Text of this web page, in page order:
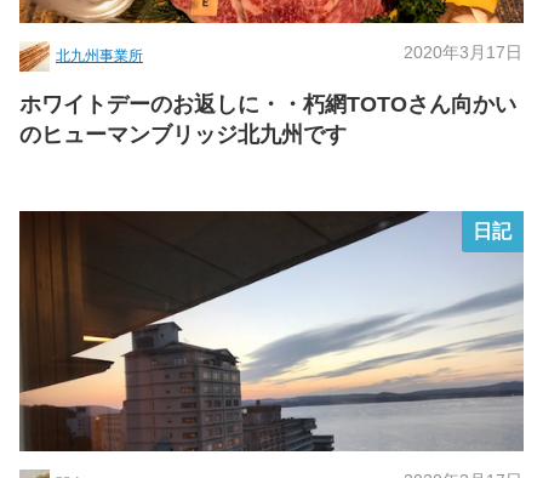
北九州事業所 2020年3月17日
ホワイトデーのお返しに・・朽網TOTOさん向かい
のヒューマンブリッジ北九州です
日記